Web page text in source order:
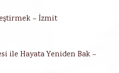
– İzmit
ile Hayata Yeniden Bak –